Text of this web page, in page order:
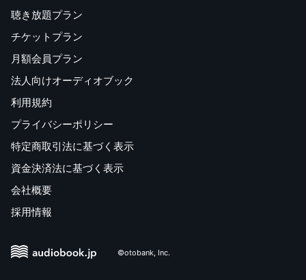
聴き放題プラン
チケットプラン
月額会員プラン
法人向けオーディオブック
利用規約
プライバシーポリシー
特定商取引法に基づく表示
資金決済法に基づく表示
会社概要
採用情報
©otobank, Inc.